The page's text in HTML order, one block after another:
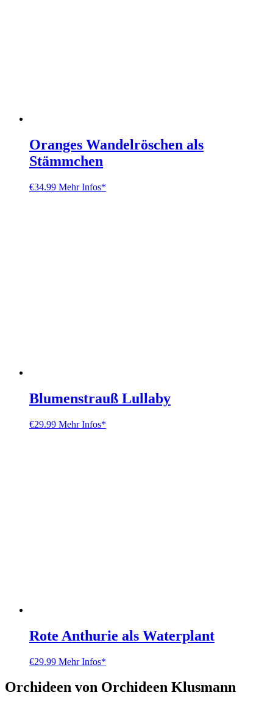
Oranges Wandelröschen als
Stämmchen
€34.99 Mehr Infos*
Blumenstrauß Lullaby
€29.99 Mehr Infos*
Rote Anthurie als Waterplant
€29.99 Mehr Infos*
Orchideen von Orchideen Klusmann